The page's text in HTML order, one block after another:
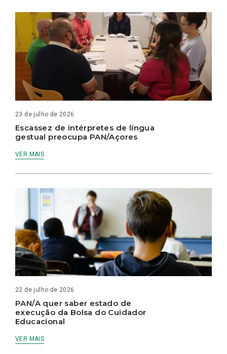
23 de julho de 2026
Escassez de intérpretes de língua
gestual preocupa PAN/Açores
VER MAIS
22 de julho de 2026
PAN/A quer saber estado de
execução da Bolsa do Cuidador
Educacional
VER MAIS